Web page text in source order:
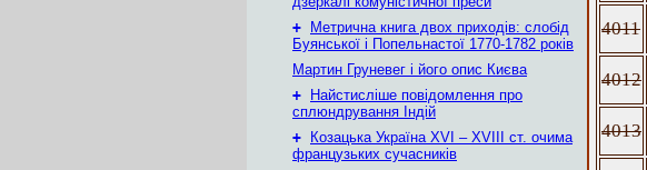
+
Метрична книга двох приходів: слобід
Буянської і Попельнастої 1770-1782 років
Мартин Груневег і його опис Києва
+
Найстисліше повідомлення про
сплюндрування Індій
+
Козацька Україна ХVІ – ХVІІІ ст. очима
французьких сучасників
4011
4012
4013